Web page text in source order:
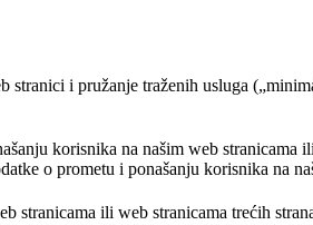
stranici i pružanje traženih usluga
korisnika na našim web stranicama
o prometu i ponašanju korisnika na
stranicama ili web stranicama trećih